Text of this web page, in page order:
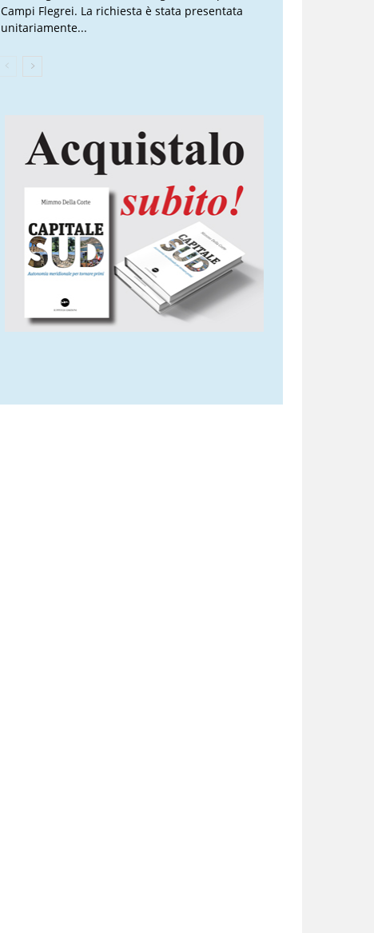
Campi Flegrei. La richiesta è stata presentata
unitariamente...